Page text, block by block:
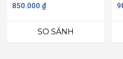
Được
hạng
sao
850.000 ₫
SO SÁNH